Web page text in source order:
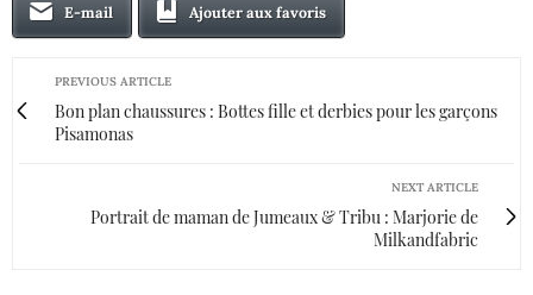
E-mail Ajouter aux favoris
PREVIOUS ARTICLE
Bon plan chaussures : Bottes fille et derbies pour les garçons
Pisamonas
NEXT ARTICLE
Portrait de maman de Jumeaux & Tribu : Marjorie de
Milkandfabric